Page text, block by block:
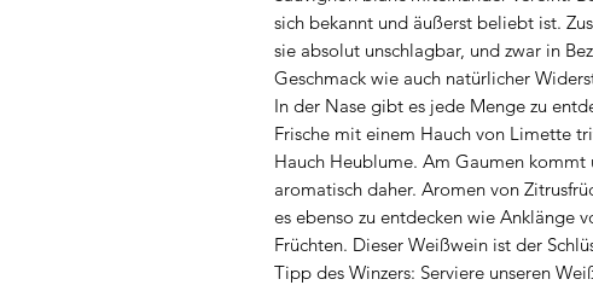
sich bekannt und äußerst beliebt ist.
sie absolut unschlagbar, und zwar in
Geschmack wie auch natürlicher
In der Nase gibt es jede Menge zu
Frische mit einem Hauch von Limette
Hauch Heublume. Am Gaumen kommt
aromatisch daher. Aromen von
es ebenso zu entdecken wie Anklänge
Früchten. Dieser Weißwein ist der
Tipp des Winzers: Serviere unseren